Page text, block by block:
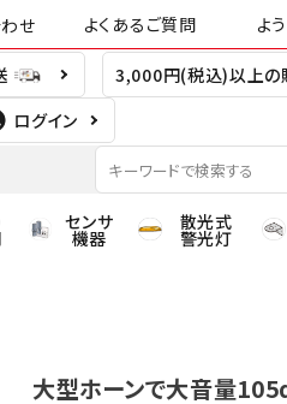
せ よくあるご質問 よ
3,000円(税込)以上の
ログイン
センサ
機器
散光式
警光灯
大型ホーンで大音量